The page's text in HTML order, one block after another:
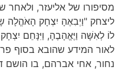
מסיפורו של אליעזר,
ליצחק "וַיְבִאֶהָ יִצְחָק הָאֹהֱלָה
לוֹ לְאִשָּׁה וַיֶּאֱהָבֶהָ, וַיִּנָּחֵם
לאור המידע שהובא בסוף
נחור, אחי אברהם, בו